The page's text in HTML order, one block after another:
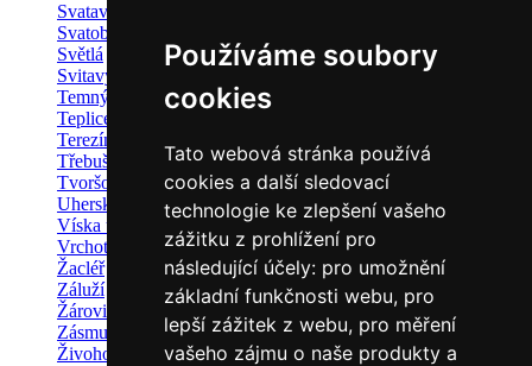
Používáme soubory
cookies
Tato webová stránka používá
cookies a další sledovací
technologie ke zlepšení vašeho
zážitku z prohlížení pro
následující účely: pro umožnění
základní funkčnosti webu, pro
lepší zážitek z webu, pro měření
vašeho zájmu o naše produkty a
Svatava
Svatobořice
Světlá
Svitavy
Temný Důl
Teplice - Řetenice
Terezín
Třebušín
Tvoršovice
Uherský Brod
Víska u Jevíčka
Vrchotovy Janovice
Žacléř
Záluží
Žárovice
Zásmuky
Živohošť